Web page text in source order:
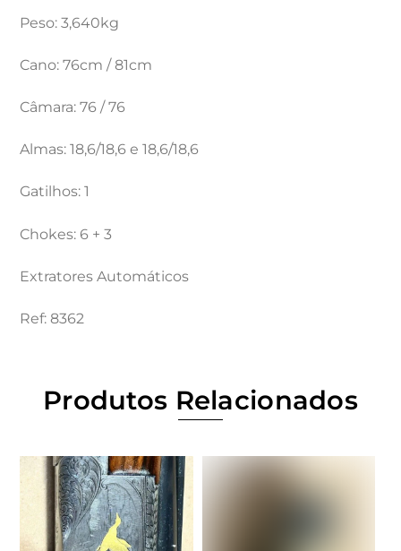
Peso: 3,640kg
Cano: 76cm / 81cm
Câmara: 76 / 76
Almas: 18,6/18,6 e 18,6/18,6
Gatilhos: 1
Chokes: 6 + 3
Extratores Automáticos
Ref: 8362
Produtos Relacionados